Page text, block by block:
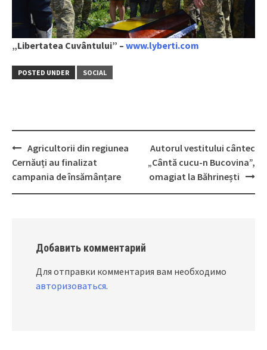
„Libertatea Cuvântului” – www.lyberti.com
POSTED UNDER SOCIAL
Post
navigation
Agricultorii din regiunea
Cernăuți au finalizat
campania de însămânțare
Autorul vestitului cântec
„Cântă cucu-n Bucovina”,
omagiat la Băhrinești
Добавить комментарий
Для отправки комментария вам необходимо
авторизоваться.